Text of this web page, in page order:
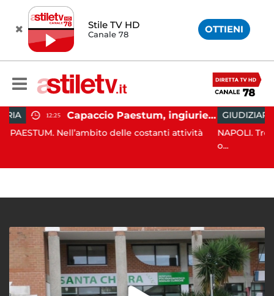
Stile TV HD
Canale 78 OTTIENI
Capaccio Paestum, ingiurie alla Polizia Municipale sui social: indagato un cittadino
delle costanti attività
GIUDIZIARIA 13:26
NAPOLI. Trovato l'accordo